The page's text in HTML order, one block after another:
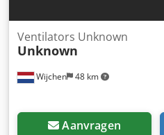
Wijchen 48 km
Ventilators Unknown
Unknown
Aanvragen